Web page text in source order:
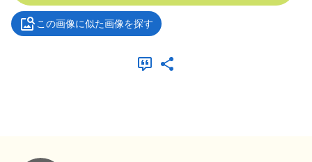
この画像に似た画像を探す